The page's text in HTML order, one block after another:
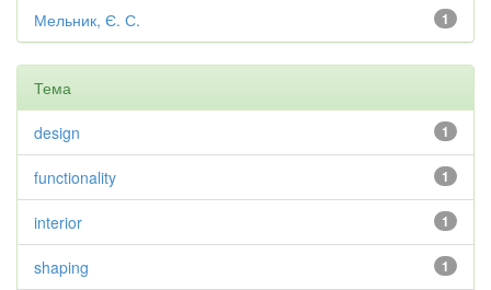
1
Мельник, Є. С.
Тема
1
design
1
functionality
1
interior
1
shaping